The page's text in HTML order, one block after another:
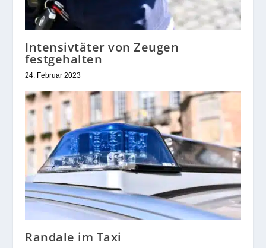
Intensivtäter von Zeugen
festgehalten
24. Februar 2023
Randale im Taxi